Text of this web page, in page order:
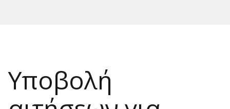
Υποβολή